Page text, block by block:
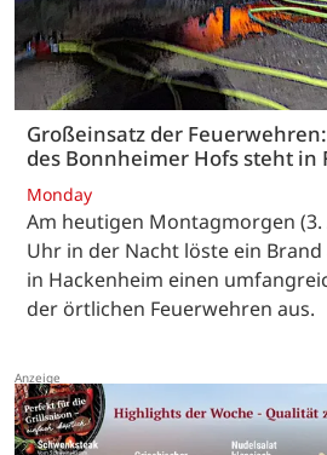
Großeinsatz der
des Bonnheimer Hofs steht in
Monday
Am heutigen Montagmorgen (3.
Uhr in der Nacht löste ein
in Hackenheim einen
der örtlichen Feuerwehren aus.